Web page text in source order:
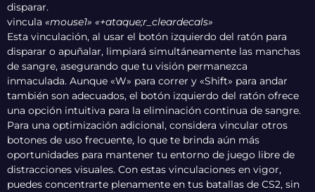
disparar.
vincula «mouse1» «+ataque;r_cleardecals»
Esta vinculación, al usar el botón izquierdo del ratón para
disparar o apuñalar, limpiará simultáneamente las manchas
de sangre, asegurando que tu visión permanezca
inmaculada. Aunque «W» para correr y «Shift» para andar
también son adecuados, el botón izquierdo del ratón ofrece
una opción intuitiva para la eliminación continua de sangre.
Para una optimización adicional, considera vincular otros
botones de uso frecuente, lo que te brinda aún más
oportunidades para mantener tu entorno de juego libre de
distracciones visuales. Con estas vinculaciones en vigor,
puedes concentrarte plenamente en tus batallas de CS2, sin